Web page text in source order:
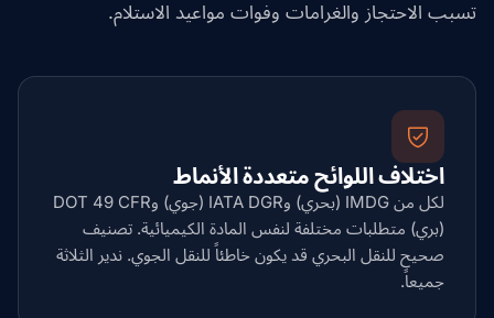
تسبب الاحتجاز والغرامات وفوات مواعيد الاستلام.
اختلاف اللوائح متعددة الأنماط
لكل من IMDG (بحري) وIATA DGR (جوي) وDOT 49 CFR
(بري) متطلبات مختلفة لنفس المادة الكيميائية. تصنيف
صحيح للنقل البحري قد يكون خاطئاً للنقل الجوي. ندير الثلاثة
جميعاً.